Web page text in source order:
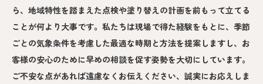
ら、地域特性を踏まえた点検や塗り替えの計画を前もって立てる
ことが何より大事です。私たちは現場で得た経験をもとに、季節
ごとの気象条件を考慮した最適な時期と方法を提案しますし、お
客様の安心のために早めの相談を促す姿勢を大切にしています。
ご不安な点があれば遠慮なくお伝えください、誠実にお応えしま